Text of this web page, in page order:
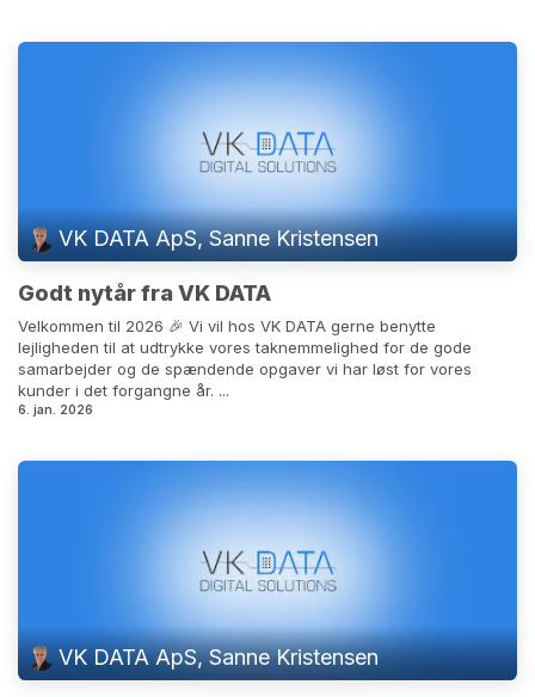
VK DATA ApS, Sanne Kristensen
Godt nytår fra VK DATA
Velkommen til 2026 🎉 Vi vil hos VK DATA gerne benytte
lejligheden til at udtrykke vores taknemmelighed for de gode
samarbejder og de spændende opgaver vi har løst for vores
kunder i det forgangne år. ...
6. jan. 2026
VK DATA ApS, Sanne Kristensen